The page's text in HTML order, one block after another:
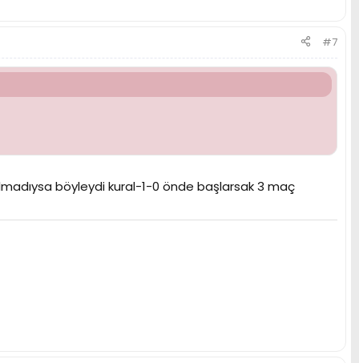
#7
böyleydi kural-1-0 önde başlarsak 3 maç